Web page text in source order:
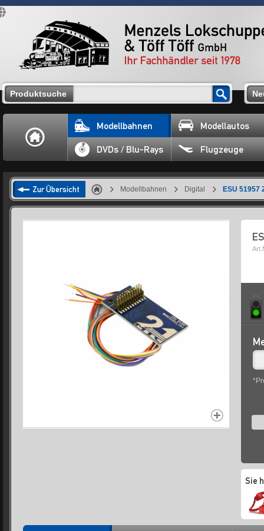
Produktsuche
Modellbahnen Modellautos
DVDs / Blu-Rays Flugzeuge
Zur Übersicht Modellbahnen Digital ESU 51957
Sie